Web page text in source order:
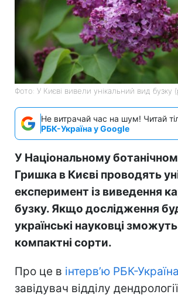
Фото: У Києві вивели унікальний вид бузку
Не витрачай час на шум! Читай
РБК-Україна у Google
У Національному
Гришка в Києві проводять
експеримент із виведення
бузку. Якщо дослідження
українські науковці
компактні сорти.
Про це в інтерв’ю РБК-Україна
завідувач відділу